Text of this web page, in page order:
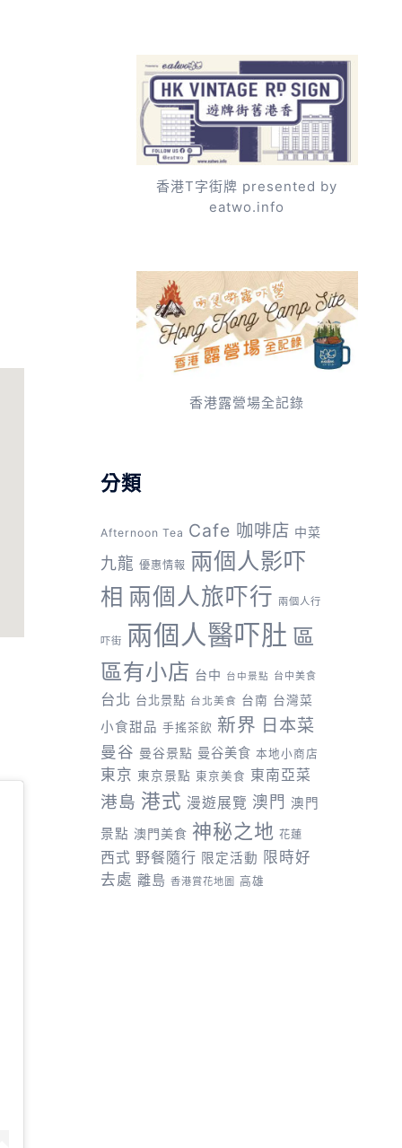
香港T字街牌 presented by
eatwo.info
香港露營場全記錄
分類
Afternoon Tea Cafe 咖啡店 中菜
九龍 優惠情報 兩個人影吓
相 兩個人旅吓行 兩個人行
吓街 兩個人醫吓肚 區
區有小店 台中 台中景點 台中美食
台北 台北景點 台北美食 台南 台灣菜
小食甜品 手搖茶飲 新界 日本菜
曼谷 曼谷景點 曼谷美食 本地小商店
東京 東京景點 東京美食 東南亞菜
港島 港式 漫遊展覽 澳門 澳門
景點 澳門美食 神秘之地 花蓮
西式 野餐隨行 限定活動 限時好
去處 離島 香港賞花地圖 高雄